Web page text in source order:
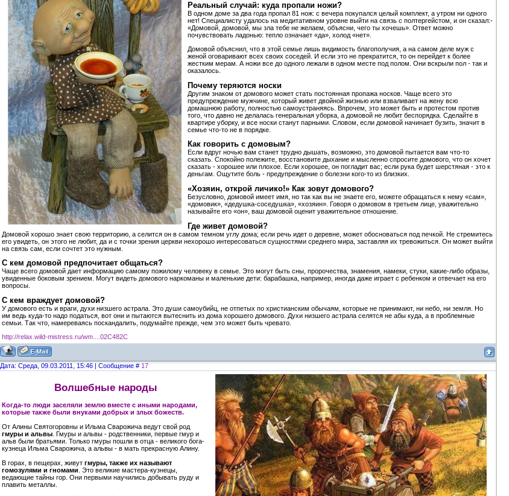
Реальный случай: куда пропали ножи?
В одном доме за два года пропал 81 нож: с вечера покупался целый комплект, а утром ни одного
нет! Специалисту удалось на медитативном уровне выйти на связь с полтергейстом, и он сказал:-
«Домовой, домовой, мы зла тебе не желаем, объясни, чего ты хочешь». Ответ можно
почувствовать ладонью: тепло означает «да», холод «нет».
Домовой объяснил, что в этой семье лишь видимость благополучия, а на самом деле муж с
женой оговаривают всех своих соседей. И если это не прекратится, то он перейдет к более
жестким мерам. А ножи все до одного лежали в одном месте под полом. Они вскрыли пол - так и
оказалось.
Почему теряются носки
Другим знаком от домового может стать постоянная пропажа носков. Чаще всего это
предупреждение мужчине, который живет двойной жизнью или взваливает на жену всю
домашнюю работу, полностью самоустраняясь. Впрочем, это может быть и протестом против
того, что давно не делалась генеральная уборка, а домовой не любит беспорядка. Сделайте в
квартире уборку, и все носки станут парными. Словом, если домовой начинает бузить, значит в
семье что-то не в порядке.
Как говорить с домовым?
Если вдруг ночью вам станет трудно дышать, возможно, это домовой пытается вам что-то
сказать. Спокойно полежите, восстановите дыхание и мысленно спросите домового, что он хочет
сказать - хорошее или плохое. Если хорошее, он погладит вас; если рука будет шерстяная - это к
деньгам. Ощутите боль - предупреждение о болезни кого-то из близких.
«Хозяин, открой личико!» Как зовут домового?
Безусловно, домовой имеет имя, но так как вы не знаете его, можете обращаться к нему «сам»,
«домовик», «дедушка-соседушка», «хозяин». Говоря о домовом в третьем лице, уважительно
называйте его «он», ваш домовой оценит уважительное отношение.
Где живет домовой?
Домовой хорошо знает свою территорию, а селится он в самом темном углу дома; если речь идет о деревне, может обосноваться под печкой. Не стремитесь
его увидеть, он этого не любит, да и с точки зрения церкви нехорошо интересоваться сущностями среднего мира, заставляя их тревожиться. Он может выйти
на связь сам, если сочтет это нужным.
С кем домовой предпочитает общаться?
Чаще всего домовой дает информацию самому пожилому человеку в семье. Это могут быть сны, пророчества, знамения, намеки, стуки, какие-либо образы,
увиденные боковым зрением. Могут видеть домового наркоманы и маленькие дети: барабашка, например, иногда даже играет с ребенком и отвечает на его
вопросы.
С кем враждует домовой?
У домового есть и враги, духи низшего астрала. Это души самоубийц, не отпетых по христианским обычаям, которые не принимают, ни небо, ни земля. Но
им ведь куда-то надо податься, вот они и пытаются вытеснить из дома хорошего домового. Духи низшего астрала селятся не абы куда, а в проблемные
семьи. Так что, намереваясь поскандалить, подумайте прежде, чем это может быть чревато.
http://relax.wild-mistress.ru/wm....02C482C
Дата: Среда, 09.03.2011, 15:46 | Сообщение # 17
Волшебные народы
Когда-то люди заселяли землю вместе с иными народами,
которые также были внуками добрых и злых божеств.
От Алины Святогоровны и Ильма Сварожича ведут свой род
гмуры и альвы . Гмуры и альвы - родственники, первые гмур и
альв были братьями. Только гмуры пошли в отца - великого бога-
кузнеца Ильма Сварожича, а альвы - в мать прекрасную Алину.
В горах, в пещерах, живут гмуры, также их называют
гомозулями и гномами . Это великие мастера-кузнецы,
ведающие тайны гор. Они первыми научились добывать руду и
плавить металлы.